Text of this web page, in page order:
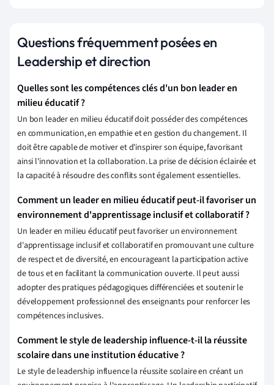
Questions fréquemment posées en
Leadership et direction
Quelles sont les compétences clés d'un bon leader en
milieu éducatif ?
Un bon leader en milieu éducatif doit posséder des compétences
en communication, en empathie et en gestion du changement. Il
doit être capable de motiver et d'inspirer son équipe, favorisant
ainsi l'innovation et la collaboration. La prise de décision éclairée et
la capacité à résoudre des conflits sont également essentielles.
Comment un leader en milieu éducatif peut-il favoriser un
environnement d'apprentissage inclusif et collaboratif ?
Un leader en milieu éducatif peut favoriser un environnement
d'apprentissage inclusif et collaboratif en promouvant une culture
de respect et de diversité, en encourageant la participation active
de tous et en facilitant la communication ouverte. Il peut aussi
adopter des pratiques pédagogiques différenciées et soutenir le
développement professionnel des enseignants pour renforcer les
compétences inclusives.
Comment le style de leadership influence-t-il la réussite
scolaire dans une institution éducative ?
Le style de leadership influence la réussite scolaire en créant un